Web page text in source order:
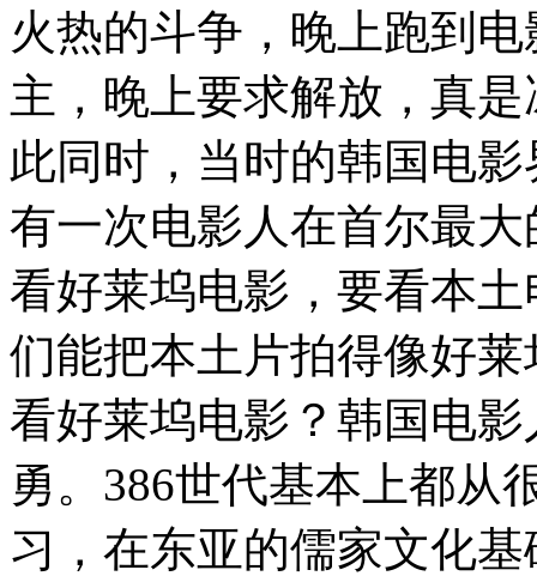
火热的斗争，晚上跑到
主，晚上要求解放，真
此同时，当时的韩国电
有一次电影人在首尔最
看好莱坞电影，要看本
们能把本土片拍得像好
看好莱坞电影？韩国电
勇。386世代基本上都从
习，在东亚的儒家文化